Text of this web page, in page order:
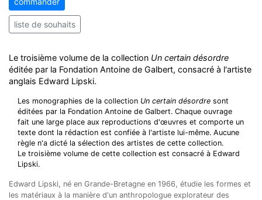
liste de souhaits
Le troisième volume de la collection Un certain désordre
éditée par la Fondation Antoine de Galbert, consacré à l'artiste
anglais Edward Lipski.
Les monographies de la collection Un certain désordre sont
éditées par la Fondation Antoine de Galbert. Chaque ouvrage
fait une large place aux reproductions d'œuvres et comporte un
texte dont la rédaction est confiée à l'artiste lui-même. Aucune
règle n'a dicté la sélection des artistes de cette collection.
Le troisième volume de cette collection est consacré à Edward
Lipski.
Edward Lipski, né en Grande-Bretagne en 1966, étudie les formes et
les matériaux à la manière d'un anthropologue explorateur des